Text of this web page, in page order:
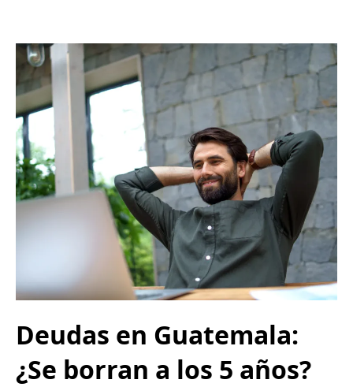
Deudas en Guatemala:
¿Se borran a los 5 años?